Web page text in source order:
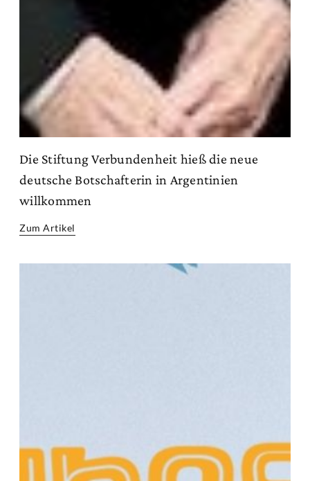
Die Stiftung Verbundenheit hieß die neue
deutsche Botschafterin in Argentinien
willkommen
Zum Artikel